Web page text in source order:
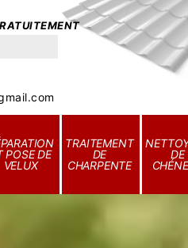
POSE DE
VELUX
TRAITEMENT
DE
CHARPENTE
DE